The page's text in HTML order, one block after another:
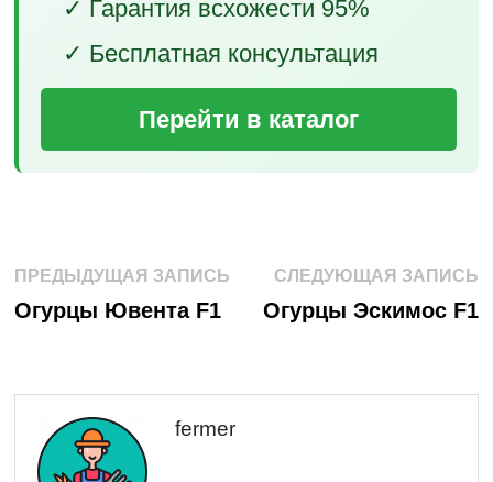
✓ Гарантия всхожести 95%
✓ Бесплатная консультация
Перейти в каталог
Навигация
по
ПРЕДЫДУЩАЯ ЗАПИСЬПредыдущая
запись:
Огурцы Ювента F1
СЛЕДУЮЩАЯ ЗАПИСЬ
Огурцы Эскимос F1
fermer